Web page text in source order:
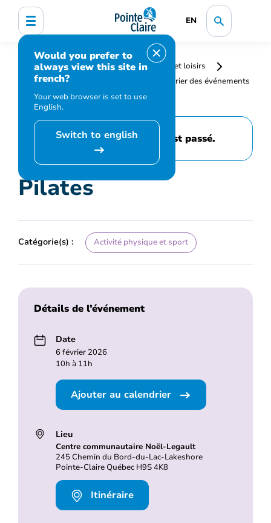
EN
Would you prefer to
always view this site in
french?
Your web browser is set to use
English.
Switch to english
Accueil
Bibliothèque, culture, sports et loisirs
Programmation et inscription
Calendrier des événements
et activités
Pilates
Cet événement est passé.
Pilates
Catégorie(s) : Activité physique et sport
Détails de l’événement
Date
6 février 2026
10h à 11h
Ajouter au calendrier
Lieu
Centre communautaire Noël-Legault
245 Chemin du Bord-du-Lac-Lakeshore
Pointe-Claire Québec H9S 4K8
Itinéraire